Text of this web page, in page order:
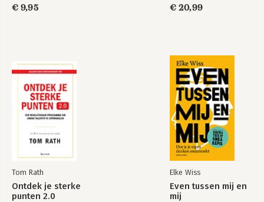
€ 9,95 € 20,99
Tom Rath
Ontdek je sterke
punten 2.0
Elke Wiss
Even tussen mij en
mij